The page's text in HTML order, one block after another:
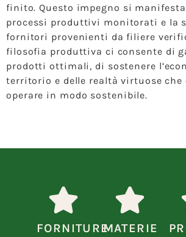
finito. Questo impegno si
processi produttivi monitorati e la
fornitori provenienti da filiere
filosofia produttiva ci consente di
prodotti ottimali, di sostenere
territorio e delle realtà virtuose che
operare in modo sostenibile.
FORNITUREMATERIE